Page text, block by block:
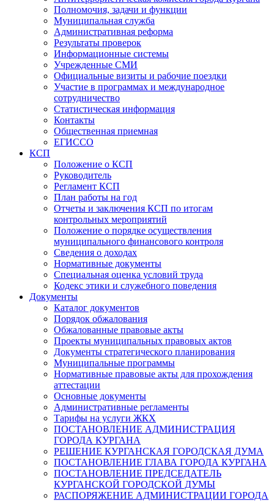
Полномочия, задачи и функции
Муниципальная служба
Административная реформа
Результаты проверок
Информационные системы
Учрежденные СМИ
Официальные визиты и рабочие поездки
Участие в программах и международное
сотрудничество
Статистическая информация
Контакты
Общественная приемная
ЕГИССО
КСП
Положение о КСП
Руководитель
Регламент КСП
План работы на год
Отчеты и заключения КСП по итогам
контрольных мероприятий
Положение о порядке осуществления
муниципального финансового контроля
Сведения о доходах
Нормативные документы
Специальная оценка условий труда
Кодекс этики и служебного поведения
Документы
Каталог документов
Порядок обжалования
Обжалованные правовые акты
Проекты муниципальных правовых актов
Документы стратегического планирования
Муниципальные программы
Нормативные правовые акты для прохождения
аттестации
Основные документы
Административные регламенты
Тарифы на услуги ЖКХ
ПОСТАНОВЛЕНИЕ АДМИНИСТРАЦИЯ
ГОРОДА КУРГАНА
РЕШЕНИЕ КУРГАНСКАЯ ГОРОДСКАЯ ДУМА
ПОСТАНОВЛЕНИЕ ГЛАВА ГОРОДА КУРГАНА
ПОСТАНОВЛЕНИЕ ПРЕДСЕДАТЕЛЬ
КУРГАНСКОЙ ГОРОДСКОЙ ДУМЫ
РАСПОРЯЖЕНИЕ АДМИНИСТРАЦИИ ГОРОДА